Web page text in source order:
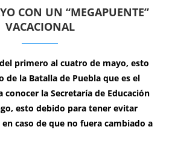
CON UN “MEGAPUENTE”
VACACIONAL
primero al cuatro de mayo, esto
de la Batalla de Puebla que es el
conocer la Secretaría de Educación
esto debido para tener evitar
caso de que no fuera cambiado a